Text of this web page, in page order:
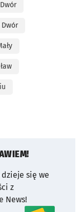
Dwór
się we
z
News!